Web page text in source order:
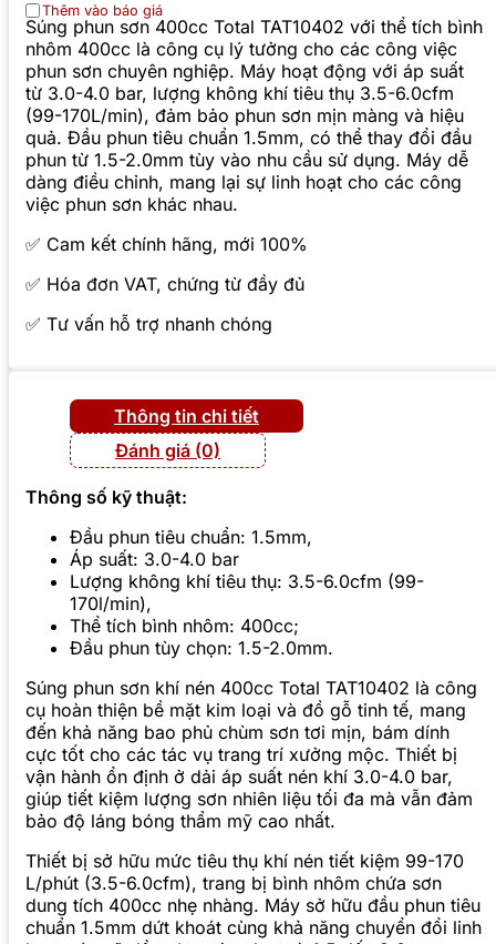
Thêm vào báo giá
Súng phun sơn 400cc Total TAT10402 với thể tích bình
nhôm 400cc là công cụ lý tưởng cho các công việc
phun sơn chuyên nghiệp. Máy hoạt động với áp suất
từ 3.0-4.0 bar, lượng không khí tiêu thụ 3.5-6.0cfm
(99-170L/min), đảm bảo phun sơn mịn màng và hiệu
quả. Đầu phun tiêu chuẩn 1.5mm, có thể thay đổi đầu
phun từ 1.5-2.0mm tùy vào nhu cầu sử dụng. Máy dễ
dàng điều chỉnh, mang lại sự linh hoạt cho các công
việc phun sơn khác nhau.
✅ Cam kết chính hãng, mới 100%
✅ Hóa đơn VAT, chứng từ đầy đủ
✅ Tư vấn hỗ trợ nhanh chóng
Thông tin chi tiết
Đánh giá (0)
Thông số kỹ thuật:
Đầu phun tiêu chuẩn: 1.5mm,
Áp suất: 3.0-4.0 bar
Lượng không khí tiêu thụ: 3.5-6.0cfm (99-
170l/min),
Thể tích bình nhôm: 400cc;
Đầu phun tùy chọn: 1.5-2.0mm.
Súng phun sơn khí nén 400cc Total TAT10402 là công
cụ hoàn thiện bề mặt kim loại và đồ gỗ tinh tế, mang
đến khả năng bao phủ chùm sơn tơi mịn, bám dính
cực tốt cho các tác vụ trang trí xưởng mộc. Thiết bị
vận hành ổn định ở dải áp suất nén khí 3.0-4.0 bar,
giúp tiết kiệm lượng sơn nhiên liệu tối đa mà vẫn đảm
bảo độ láng bóng thẩm mỹ cao nhất.
Thiết bị sở hữu mức tiêu thụ khí nén tiết kiệm 99-170
L/phút (3.5-6.0cfm), trang bị bình nhôm chứa sơn
dung tích 400cc nhẹ nhàng. Máy sở hữu đầu phun tiêu
chuẩn 1.5mm dứt khoát cùng khả năng chuyển đổi linh